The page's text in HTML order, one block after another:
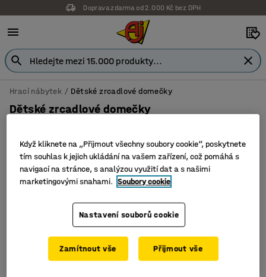
Doprava zdarma od 2.000 Kč bez DPH
Hrací nábytek Dětské zrcadlové domečky
Dětské zrcadlové domečky
Filtr Seřadit
Když kliknete na „Přijmout všechny soubory cookie“, poskytnete
tím souhlas k jejich ukládání na vašem zařízení, což pomáhá s
navigací na stránce, s analýzou využití dat a s našimi
marketingovými snahami. Soubory cookie
Nastavení souborů cookie
Zamítnout vše Přijmout vše